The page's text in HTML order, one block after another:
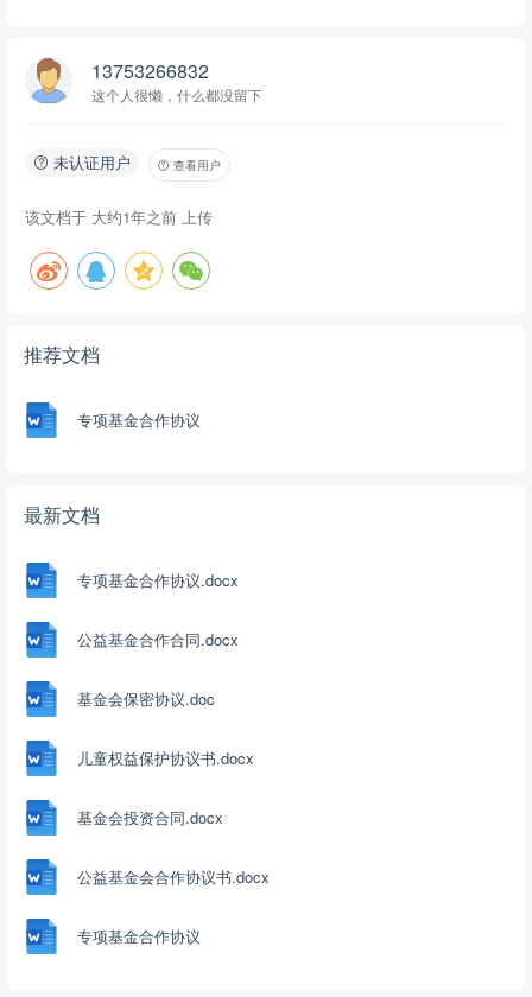
心理健康关怀 （1）乙方应定期与儿童进行交流，了解其心理状况，
发现问题及时给予心理疏导。 （2）乙方应在____年内，为儿童提供
协议执行过程中获得的对方商业秘密、个人隐私等信息严格保密。 2.
未经对方同意，任何一方不得向第三方泄露本协议内容。 七、违约责
任 1. 如乙方未能按照本协议约定履行儿童保护义务，甲方有权要求
乙方承担违约责任。 2. 如甲方未能按照本协议约定支付服务费用，
乙方有权终止本协议。 八、协议变更、解除和终止 1. 本协议经甲乙
1. 对于本协议的解释或履行发生的任何争议，双方应首先通过友好协
商解决。 2.
13753266832
这个人很懒，什么都没留下
未认证用户 查看用户
该文档于 大约1年之前 上传
推荐文档
专项基金合作协议
最新文档
专项基金合作协议.docx
公益基金合作合同.docx
基金会保密协议.doc
儿童权益保护协议书.docx
基金会投资合同.docx
公益基金会合作协议书.docx
专项基金合作协议